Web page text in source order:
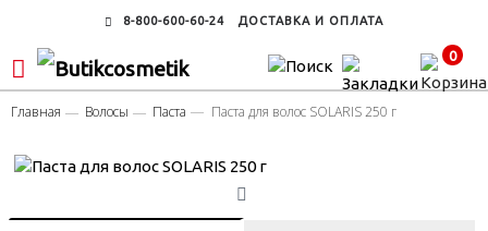
8-800-600-60-24 ДОСТАВКА И ОПЛАТА
0
Главная Волосы Паста Паста для волос SOLARIS 250 г